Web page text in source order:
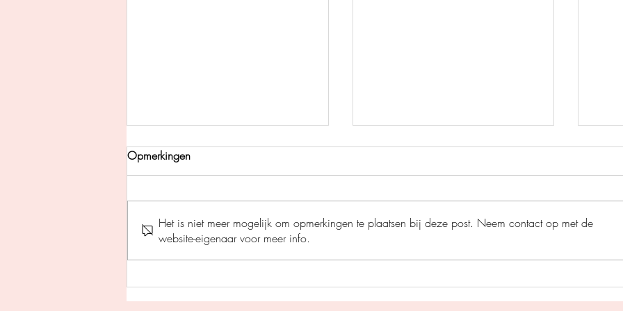
Perfecte stilte - Helen Fields
Het grote bijenplan - Ben
Opmerkingen
Het is niet meer mogelijk om opmerkingen te plaatsen bij deze post. Neem contact op met de
website-eigenaar voor meer info.